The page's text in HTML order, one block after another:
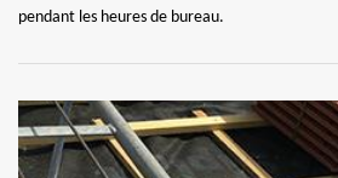
pendant les heures de bureau.